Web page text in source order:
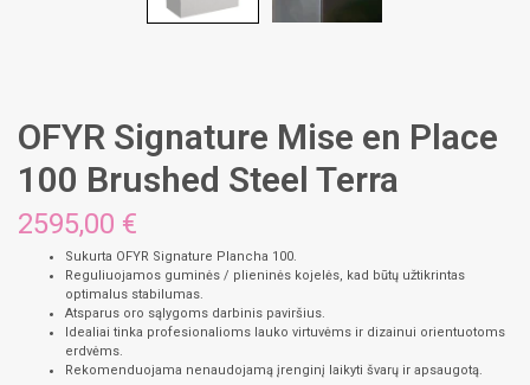
OFYR Signature Mise en Place
100 Brushed Steel Terra
2595,00 €
Sukurta OFYR Signature Plancha 100.
Reguliuojamos guminės / plieninės kojelės, kad būtų užtikrintas
optimalus stabilumas.
Atsparus oro sąlygoms darbinis paviršius.
Idealiai tinka profesionalioms lauko virtuvėms ir dizainui orientuotoms
erdvėms.
Rekomenduojama nenaudojamą įrenginį laikyti švarų ir apsaugotą.